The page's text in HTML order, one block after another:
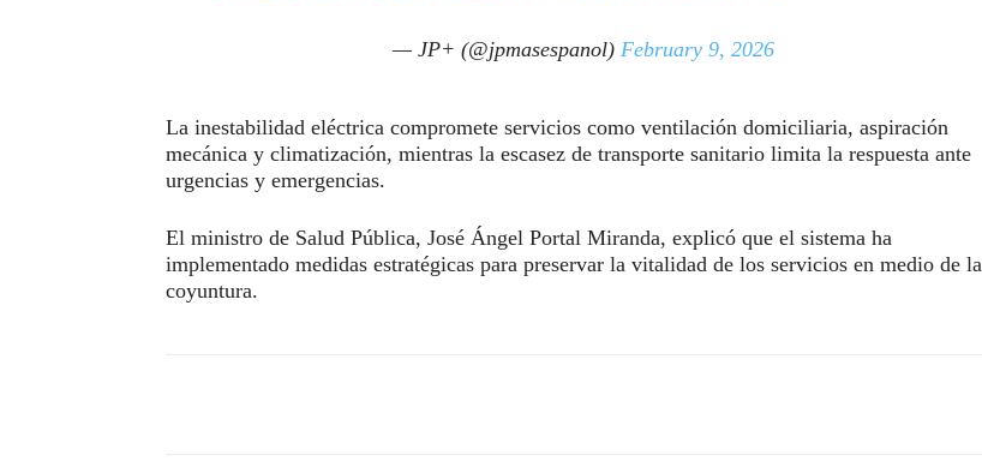
— JP+ (@jpmasespanol) February 9, 2026
La inestabilidad eléctrica compromete servicios como ventilación domiciliaria, aspiración
mecánica y climatización, mientras la escasez de transporte sanitario limita la respuesta ante
urgencias y emergencias.
El ministro de Salud Pública, José Ángel Portal Miranda, explicó que el sistema ha
implementado medidas estratégicas para preservar la vitalidad de los servicios en medio de la
coyuntura.